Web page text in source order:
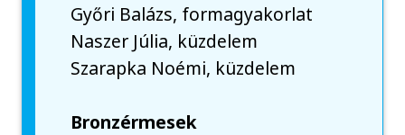
Győri Balázs, formagyakorlat
Naszer Júlia, küzdelem
Szarapka Noémi, küzdelem
Bronzérmesek